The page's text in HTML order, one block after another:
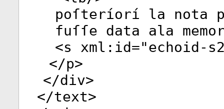
poſteríorí la nota
fuſſe data ala
<s xml:id="echoid-
</p>
</div>
</text>